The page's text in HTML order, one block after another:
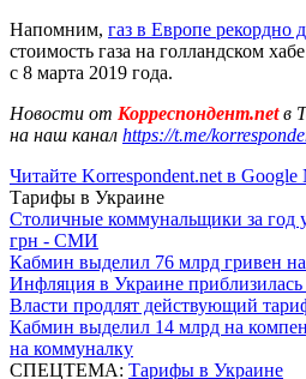
Напомним, газ в Европе рекордно
стоимость газа на голландском
с 8 марта 2019 года.
Новости от Корреспондент.netв
на наш канал https://t.me/
Читайте Korrespondent.net в Google
Тарифы в Украине
Столичные коммунальщики за год
грн - СМИ
Кабмин выделил 76 млрд гривен на
Инфляция в Украине приблизилась
Власти продлят действующий
Кабмин выделил 14 млрд на
на коммуналку
СПЕЦТЕМА: Тарифы в Украине